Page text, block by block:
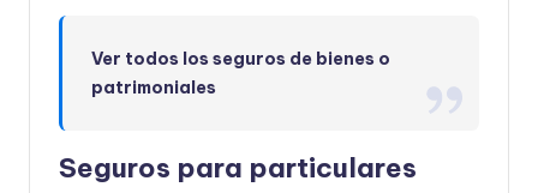
Ver todos los seguros de bienes o
patrimoniales
Seguros para particulares